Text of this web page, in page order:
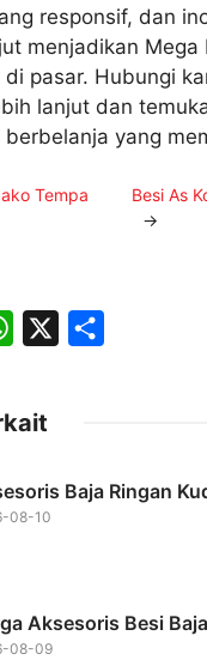
responsif, dan
menjadikan Mega
pasar. Hubungi
lanjut dan
berbelanja yang
Tempa
Besi As
→
t
A
Baja Ringan
08-10
Aksesoris Besi
08-09